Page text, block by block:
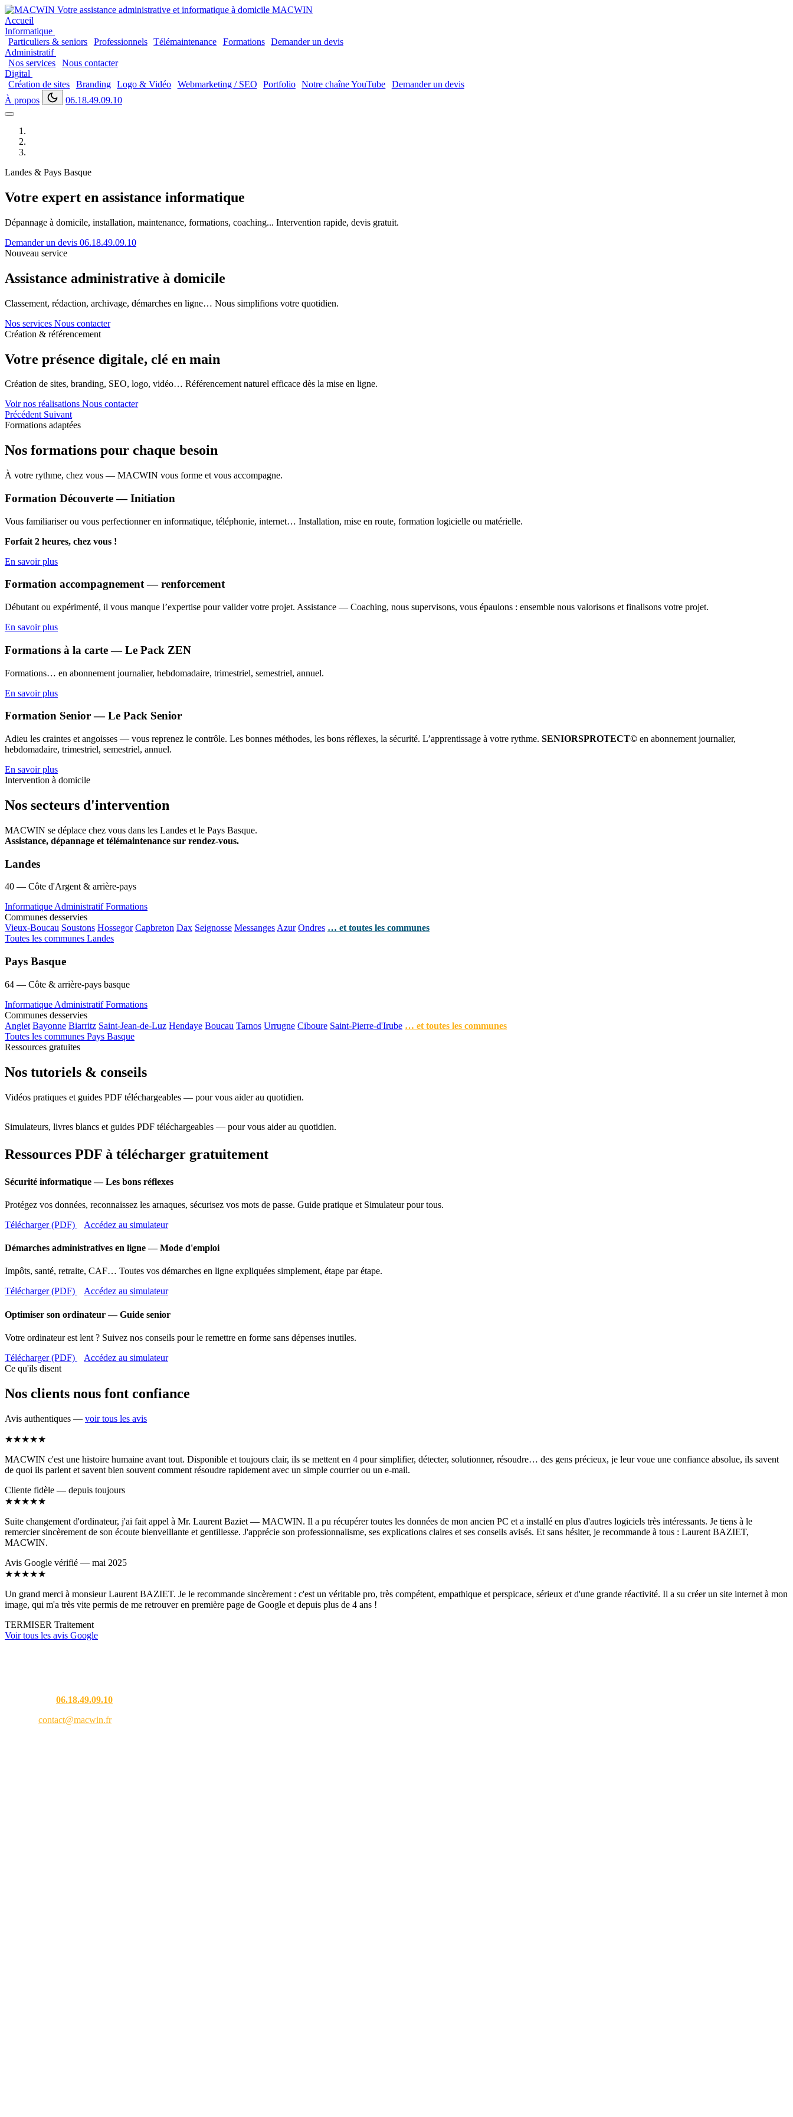
MACWIN
Accueil
Informatique
Particuliers & seniors
Professionnels Télémaintenance Formations
Demander un devis
Administratif
Nos services
Nous contacter
Digital
Création de sites
Branding Logo & Vidéo Webmarketing / SEO Portfolio Notre chaîne YouTube
Demander un devis
À propos
06.18.49.09.10
Landes & Pays Basque
Votre expert en assistance informatique
Dépannage à domicile, installation, maintenance, formations, coaching... Intervention rapide, devis gratuit.
Demander un devis 06.18.49.09.10
Nouveau service
Assistance administrative à domicile
Classement, rédaction, archivage, démarches en ligne… Nous simplifions votre quotidien.
Nos services Nous contacter
Création & référencement
Votre présence digitale, clé en main
Création de sites, branding, SEO, logo, vidéo… Référencement naturel efficace dès la mise en ligne.
Voir nos réalisations Nous contacter
Précédent Suivant
Formations adaptées
Nos formations pour chaque besoin
À votre rythme, chez vous — MACWIN vous forme et vous accompagne.
Formation Découverte — Initiation
Vous familiariser ou vous perfectionner en informatique, téléphonie, internet… Installation, mise en route, formation logicielle ou matérielle.
Forfait 2 heures, chez vous !
En savoir plus
Formation accompagnement — renforcement
Débutant ou expérimenté, il vous manque l’expertise pour valider votre projet. Assistance — Coaching, nous supervisons, vous épaulons : ensemble nous valorisons et finalisons votre projet.
En savoir plus
Formations à la carte — Le Pack ZEN
Formations… en abonnement journalier, hebdomadaire, trimestriel, semestriel, annuel.
En savoir plus
Formation Senior — Le Pack Senior
Adieu les craintes et angoisses — vous reprenez le contrôle. Les bonnes méthodes, les bons réflexes, la sécurité. L’apprentissage à votre rythme. SENIORSPROTECT© en abonnement journalier,
hebdomadaire, trimestriel, semestriel, annuel.
En savoir plus
Intervention à domicile
Nos secteurs d'intervention
MACWIN se déplace chez vous dans les Landes et le Pays Basque.
Assistance, dépannage et télémaintenance sur rendez-vous.
Landes
40 — Côte d'Argent & arrière-pays
Informatique AdministratifFormations
Communes desservies
Vieux-Boucau Soustons Hossegor Capbreton Dax Seignosse Messanges Azur Ondres … et toutes les communes
Toutes les communes Landes
Pays Basque
64 — Côte & arrière-pays basque
Informatique AdministratifFormations
Communes desservies
Anglet Bayonne Biarritz Saint-Jean-de-Luz Hendaye Boucau Tarnos Urrugne Ciboure Saint-Pierre-d'Irube … et toutes les communes
Toutes les communes Pays Basque
Ressources gratuites
Nos tutoriels & conseils
Vidéos pratiques et guides PDF téléchargeables — pour vous aider au quotidien.
Simulateurs, livres blancs et guides PDF téléchargeables — pour vous aider au quotidien.
Ressources PDF à télécharger gratuitement
Sécurité informatique — Les bons réflexes
Protégez vos données, reconnaissez les arnaques, sécurisez vos mots de passe. Guide pratique et Simulateur pour tous.
Télécharger (PDF)
Accédez au simulateur
Démarches administratives en ligne — Mode d'emploi
Impôts, santé, retraite, CAF… Toutes vos démarches en ligne expliquées simplement, étape par étape.
Télécharger (PDF)
Accédez au simulateur
Optimiser son ordinateur — Guide senior
Votre ordinateur est lent ? Suivez nos conseils pour le remettre en forme sans dépenses inutiles.
Télécharger (PDF)
Accédez au simulateur
Ce qu'ils disent
Nos clients nous font confiance
Avis authentiques — voir tous les avis
★★★★★
MACWIN c'est une histoire humaine avant tout. Disponible et toujours clair, ils se mettent en 4 pour simplifier, détecter, solutionner, résoudre… des gens précieux, je leur voue une confiance absolue, ils savent
de quoi ils parlent et savent bien souvent comment résoudre rapidement avec un simple courrier ou un e-mail.
Cliente fidèle — depuis toujours
★★★★★
Suite changement d'ordinateur, j'ai fait appel à Mr. Laurent Baziet — MACWIN. Il a pu récupérer toutes les données de mon ancien PC et a installé en plus d'autres logiciels très intéressants. Je tiens à le
remercier sincèrement de son écoute bienveillante et gentillesse. J'apprécie son professionnalisme, ses explications claires et ses conseils avisés. Et sans hésiter, je recommande à tous : Laurent BAZIET,
MACWIN.
Avis Google vérifié — mai 2025
★★★★★
Un grand merci à monsieur Laurent BAZIET. Je le recommande sincèrement : c'est un véritable pro, très compétent, empathique et perspicace, sérieux et d'une grande réactivité. Il a su créer un site internet à mon
image, qui m'a très vite permis de me retrouver en première page de Google et depuis plus de 4 ans !
TERMISER Traitement
Voir tous les avis Google
06.18.49.09.10
contact@macwin.fr